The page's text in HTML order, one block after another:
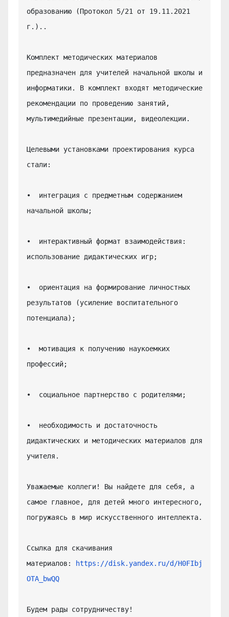
образованию (Протокол 5/21 от 19.11.2021
г.)..
Комплект методических материалов
предназначен для учителей начальной школы и
информатики. В комплект входят методические
рекомендации по проведению занятий,
мультимедийные презентации, видеолекции.
Целевыми установками проектирования курса
стали:
•  интеграция с предметным содержанием
начальной школы;
•  интерактивный формат взаимодействия:
использование дидактических игр;
•  ориентация на формирование личностных
результатов (усиление воспитательного
потенциала);
•  мотивация к получению наукоемких
профессий;
•  социальное партнерство с родителями;
•  необходимость и достаточность
дидактических и методических материалов для
учителя.
Уважаемые коллеги! Вы найдете для себя, а
самое главное, для детей много интересного,
погружаясь в мир искусственного интеллекта.
Ссылка для скачивания
материалов:
https://disk.yandex.ru/d/H0FIbj
OTA_bwQQ
Будем рады сотрудничеству!